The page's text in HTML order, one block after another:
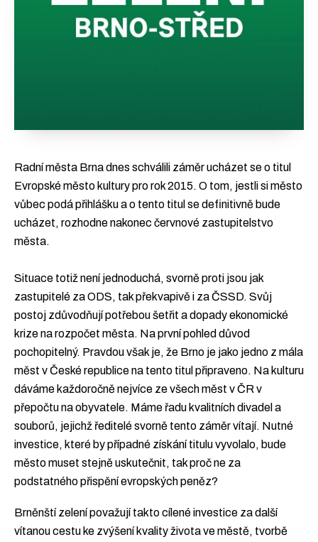
Radní města Brna dnes schválili záměr ucházet se o titul
Evropské město kultury pro rok 2015. O tom, jestli si město
vůbec podá přihlášku a o tento titul se definitivně bude
ucházet, rozhodne nakonec červnové zastupitelstvo
města.
Situace totiž není jednoduchá, svorně proti jsou jak
zastupitelé za ODS, tak překvapivě i za ČSSD. Svůj
postoj zdůvodňují potřebou šetřit a dopady ekonomické
krize na rozpočet města. Na první pohled důvod
pochopitelný. Pravdou však je, že Brno je jako jedno z mála
měst v České republice na tento titul připraveno. Na kulturu
dáváme každoročně nejvíce ze všech měst v ČR v
přepočtu na obyvatele. Máme řadu kvalitních divadel a
souborů, jejichž ředitelé svorně tento záměr vítají. Nutné
investice, které by případné získání titulu vyvolalo, bude
město muset stejně uskutečnit, tak proč ne za
podstatného přispění evropských peněz?
Brněnští zelení považují takto cílené investice za další
vítanou cestu ke zvýšení kvality života ve městě, tvorbě